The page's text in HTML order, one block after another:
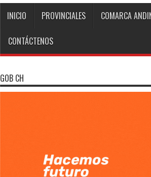
INICIO PROVINCIALES COMARCA
CONTÁCTENOS
GOB CH